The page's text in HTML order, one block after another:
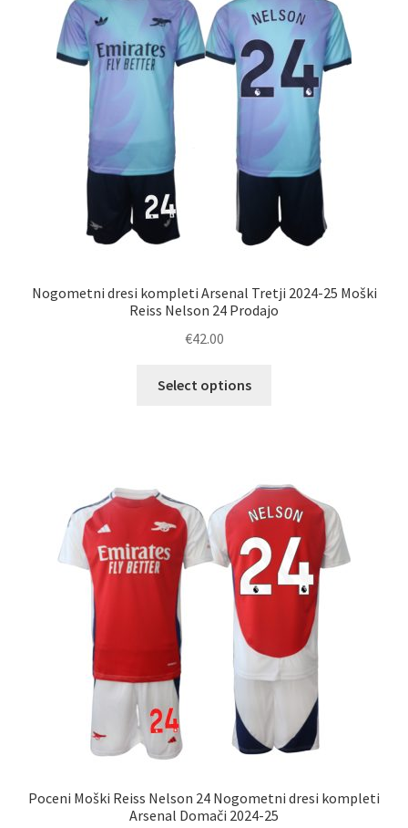
Zaključek nakupa
Nogometni dresi kompleti Arsenal Tretji 2024-25 Moški
Reiss Nelson 24 Prodajo
€42.00
Select options
Možnosti
lahko
izberete
na
strani
izdelka
Poceni Moški Reiss Nelson 24 Nogometni dresi kompleti
Arsenal Domači 2024-25